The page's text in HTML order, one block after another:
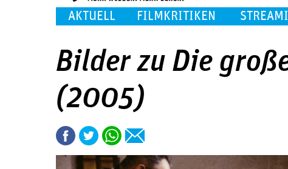
AKTUELL FILMKRITIKEN
Bilder zu Die
(2005)